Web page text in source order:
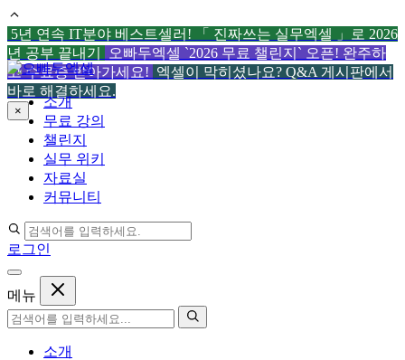
5년 연속 IT분야 베스트셀러! 「 진짜쓰는 실무엑셀 」로 2026
년 공부 끝내기
오빠두엑셀 `2026 무료 챌린지` 오픈! 완주하
고 수료증 받아가세요! 엑셀이 막히셨나요? Q&A 게시판에서
바로 해결하세요.
×
컨
텐
츠
로
소개
무료 강의
챌린지
실무 위키
자료실
커뮤니티
로그인
메뉴
소개